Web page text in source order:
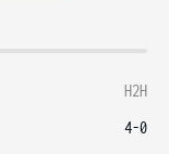
H2H
4-0